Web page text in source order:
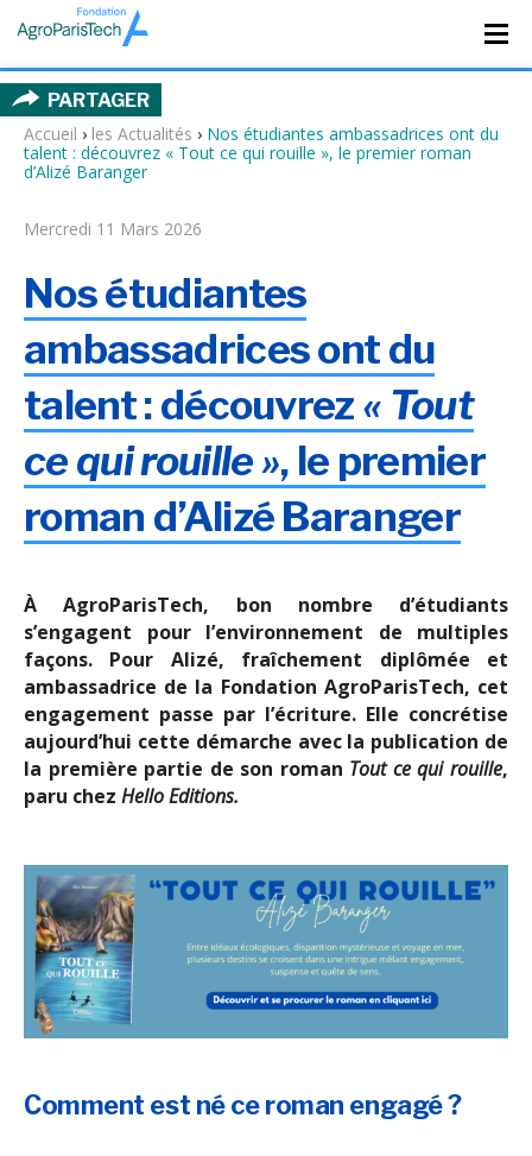
PARTAGER
Accueil › les Actualités › Nos étudiantes ambassadrices ont du
talent : découvrez « Tout ce qui rouille », le premier roman
d’Alizé Baranger
Mercredi 11 Mars 2026
Nos étudiantes
ambassadrices ont du
talent : découvrez« Tout
ce qui rouille », le premier
roman d’Alizé Baranger
À AgroParisTech, bon nombre d’étudiants
s’engagent pour l’environnement de multiples
façons. Pour Alizé, fraîchement diplômée et
ambassadrice de la Fondation AgroParisTech, cet
engagement passe par l’écriture. Elle concrétise
aujourd’hui cette démarche avec la publication de
la première partie de son roman Tout ce qui rouille,
paru chez Hello Editions.
Comment est né ce roman engagé ?